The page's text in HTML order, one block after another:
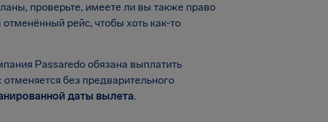
проверьте, имеете ли вы также право
рейс, чтобы хоть как-то
Passaredo обязана выплатить
отменяется без предварительного
даты вылета.